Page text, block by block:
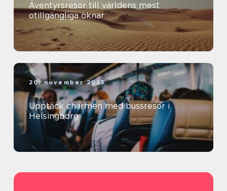
Äventyrsresor till världens mest
otillgängliga öknar
20. november 2025
Upptäck charmen med bussresor i
Helsingborg